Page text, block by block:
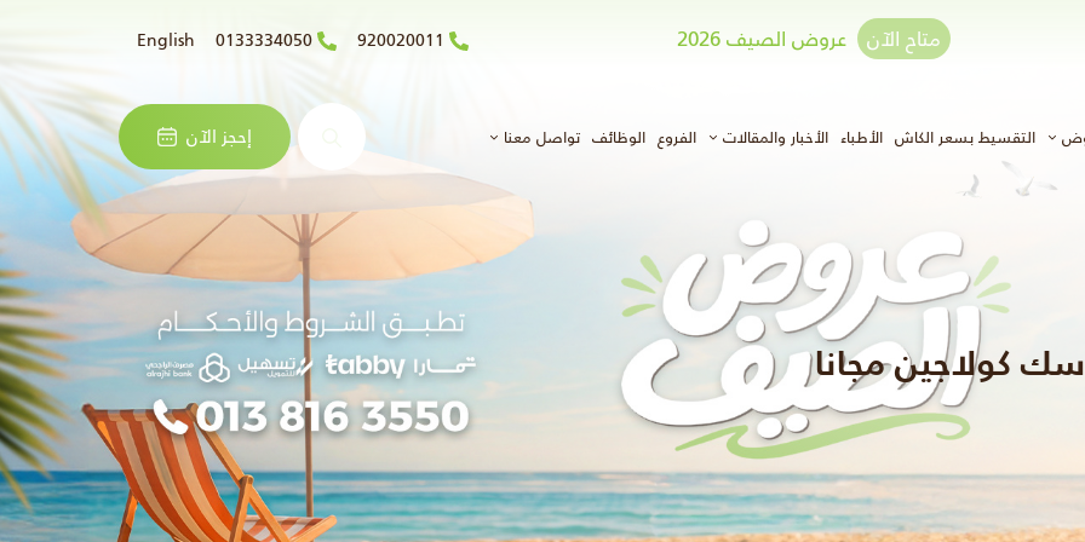
متاح الآن عروض الصيف 2026 920020011
0133334050
English
التقسيط بسعر الكاش الأطباء الأخبار والمقالات الفروع الوظائف تواصل معنا إحجز الآن